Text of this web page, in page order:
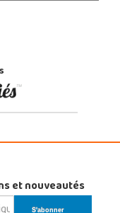
et nouveautés